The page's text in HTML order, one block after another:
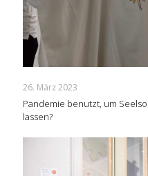
26. März 2023
Pandemie benutzt, um
lassen?